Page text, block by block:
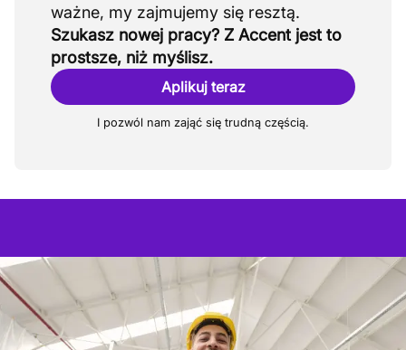
Szukasz nowej pracy? Z Accent jest to
prostsze, niż myślisz.
Aplikuj teraz
I pozwól nam zająć się trudną częścią.